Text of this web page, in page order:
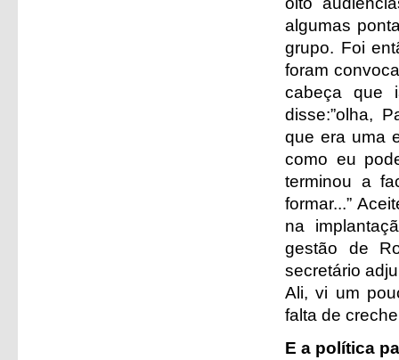
algumas
grupo. Foi
foram
cabeça que
disse:”olha,
que era uma
como eu
terminou a
formar...”
na
gestão de
secretário
Ali, vi um
falta de
E a política